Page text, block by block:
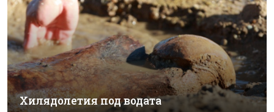
Хилядолетия под водата